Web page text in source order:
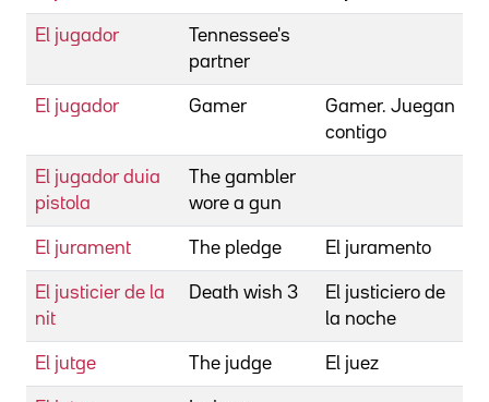
El jugador
Tennessee's
partner
El jugador Gamer
Gamer. Juegan
contigo
El jugador duia
pistola
The gambler
wore a gun
El jurament The pledge El juramento
El justicier de la
nit
Death wish 3
El justiciero de
la noche
El jutge The judge El juez